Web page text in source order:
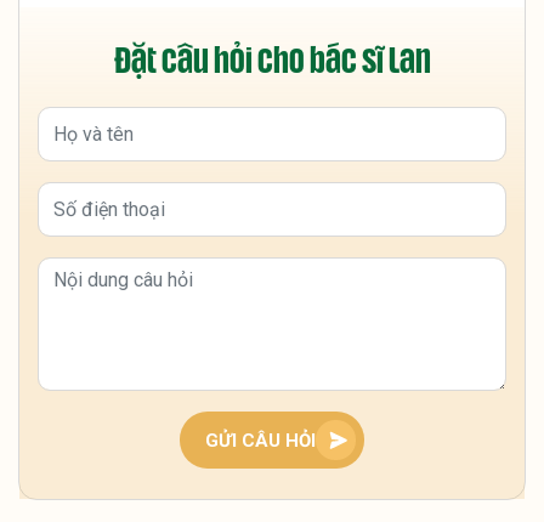
con nên kết hợp vận động, giữ ấm và ngâm chân
nặng, nên đi thăm khám sớm để kiểm tra chính
xác nguyên nhân.
Dạo gần đây tôi hay bị tê bì hai bàn tay vào ban
đêm, có lúc tê đến mất cảm giác, không biết có
phải do thiếu máu hay bệnh gì nguy hiểm không
quan đến khí huyết lưu thông kém hoặc chèn ép
dây thần kinh, bà con nên giữ ấm, xoa bóp nhẹ và
theo dõi thêm. Nếu kéo dài, nên thăm khám sớm
để xác định nguyên nhân và điều chỉnh kịp thời.
Đặt câu hỏi cho bác sĩ Lan
GỬI CÂU HỎI